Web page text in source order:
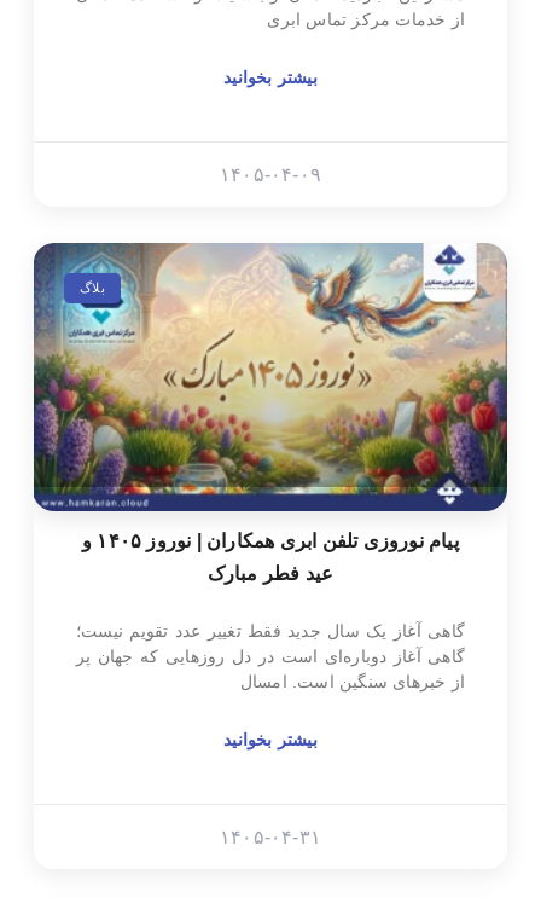
از خدمات مرکز تماس ابری
بیشتر بخوانید
۱۴۰۵-۰۴-۰۹
بلاگ
پیام نوروزی تلفن ابری همکاران | نوروز ۱۴۰۵ و
عید فطر مبارک
گاهی آغاز یک سال جدید فقط تغییر عدد تقویم نیست؛
گاهی آغاز دوباره‌ای است در دل روزهایی که جهان پر
از خبرهای سنگین است. امسال
بیشتر بخوانید
۱۴۰۵-۰۴-۳۱